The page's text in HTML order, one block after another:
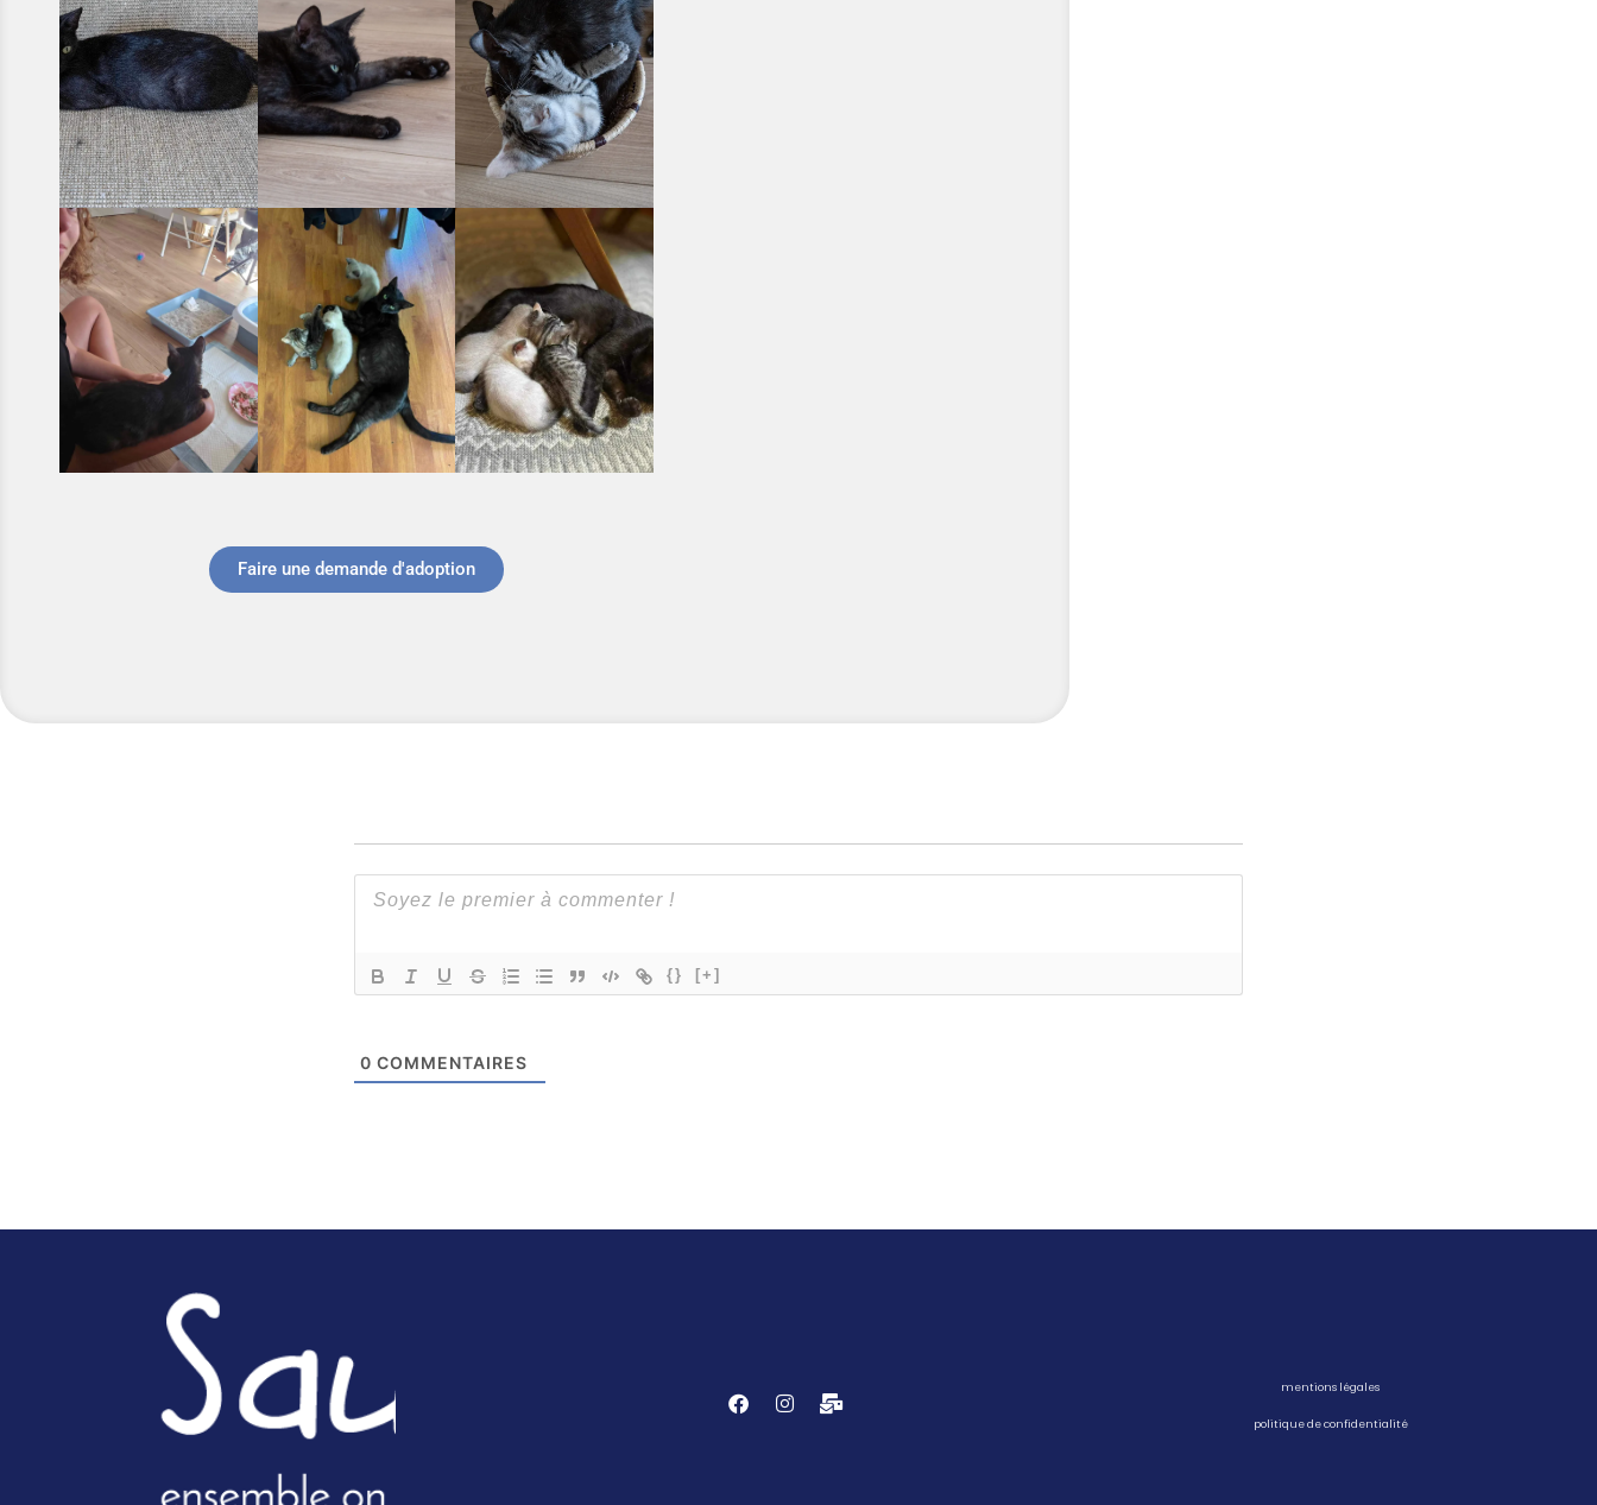
Faire une demande d'adoption
{} [+]
0 COMMENTAIRES
mentions légales
politique de confidentialité